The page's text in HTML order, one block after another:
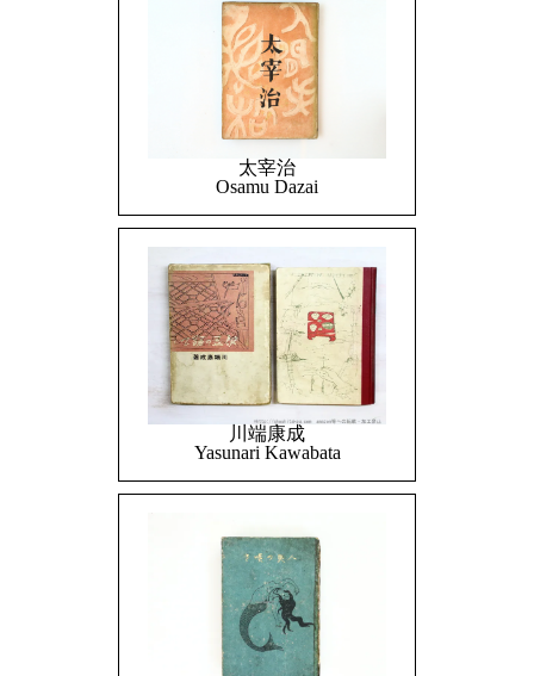
太宰治
Osamu Dazai
川端康成
Yasunari Kawabata